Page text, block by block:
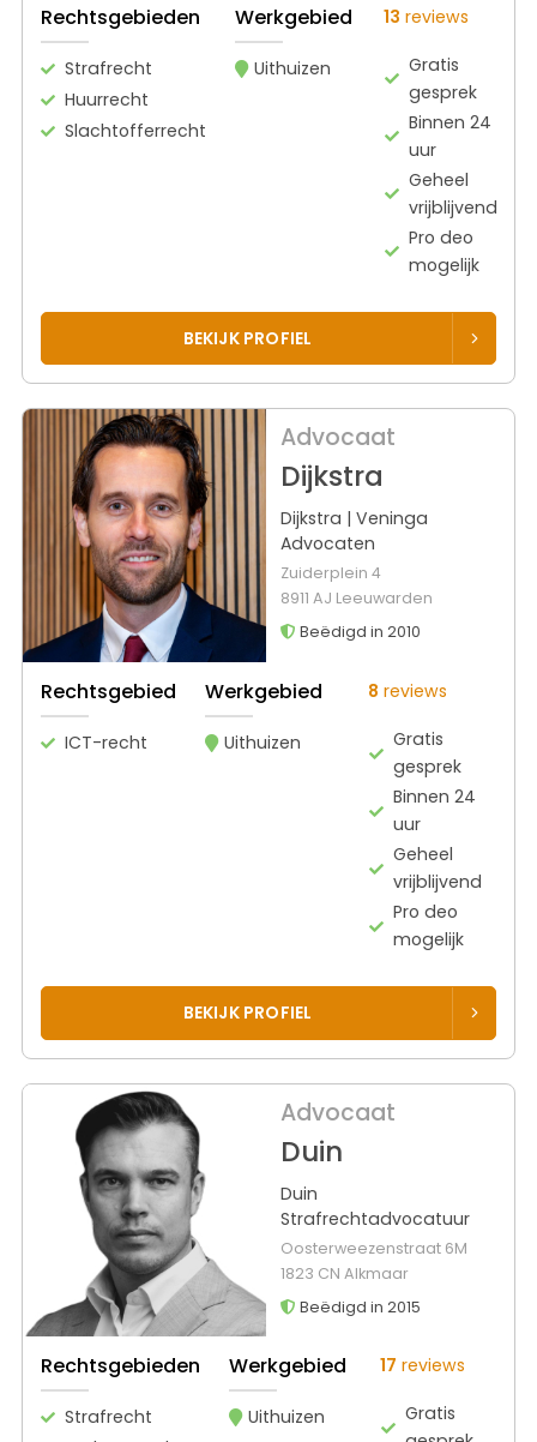
Rechtsgebieden
Strafrecht
Huurrecht
Slachtofferrecht
Werkgebied
Uithuizen
13 reviews
Gratis
gesprek
Binnen 24
uur
Geheel
vrijblijvend
Pro deo
mogelijk
BEKIJK PROFIEL
Advocaat
Dijkstra
Dijkstra | Veninga
Advocaten
Zuiderplein 4
8911 AJ Leeuwarden
Beëdigd in 2010
Rechtsgebied
ICT-recht
Werkgebied
Uithuizen
8 reviews
Gratis
gesprek
Binnen 24
uur
Geheel
vrijblijvend
Pro deo
mogelijk
BEKIJK PROFIEL
Advocaat
Duin
Duin
Strafrechtadvocatuur
Oosterweezenstraat 6M
1823 CN Alkmaar
Beëdigd in 2015
Rechtsgebieden
Strafrecht
Werkgebied
Uithuizen
17 reviews
Gratis